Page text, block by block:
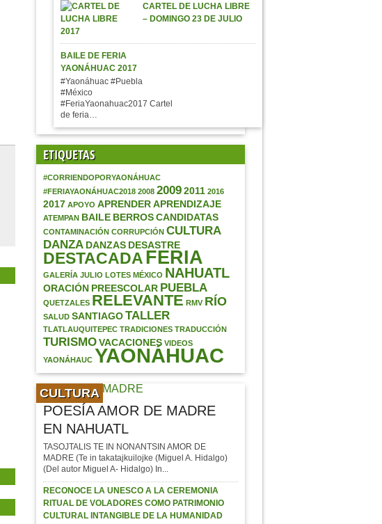
CARTEL DE LUCHA LIBRE
– DOMINGO 23 DE JULIO
BAILE DE FERIA
YAONÁHUAC 2017
#Yaonáhuac #Puebla
#México
#FeriaYaonahuac2017 Cartel
de feria…
ETIQUETAS
#CORRIENDOPORYAONÁHUAC
#FERIAYAONÁHUAC2018 2008 20092011 2016
2017 APOYO APRENDERAPRENDIZAJE
ATEMPAN BAILE BERROSCANDIDATAS
CONTAMINACIÓN CORRUPCIÓN CULTURA
DANZA DANZAS DESASTRE
DESTACADAFERIA
GALERÍA JULIO LOTES MÉXICO NAHUATL
ORACIÓN PREESCOLAR PUEBLA
QUETZALES RELEVANTE RMV RÍO
SALUD SANTIAGOTALLER
TLATLAUQUITEPEC TRADICIONES TRADUCCIÓN
TURISMOVACACIONES VIDEOS
YAONÁHAUC YAONÁHUAC
CULTURA
POESÍA AMOR DE MADRE
EN NAHUATL
TASOJTALIS TE IN NONANTSIN AMOR DE
MADRE (Te in takatajkuilojke (Miguel A. Hidalgo)
(Del autor Miguel A- Hidalgo) In...
RECONOCE LA UNESCO A LA CEREMONIA
RITUAL DE VOLADORES COMO PATRIMONIO
CULTURAL INTANGIBLE DE LA HUMANIDAD